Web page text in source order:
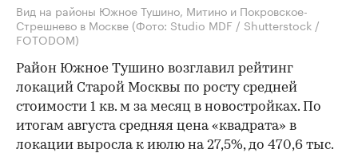
Вид на районы Южное Тушино, Митино и Покровское-
Стрешнево в Москве (Фото: Studio MDF / Shutterstock /
FOTODOM)
Район Южное Тушино возглавил рейтинг
локаций Старой Москвы по росту средней
стоимости 1 кв. м за месяц в новостройках. По
итогам августа средняя цена «квадрата» в
локации выросла к июлю на 27,5%, до 470,6 тыс.